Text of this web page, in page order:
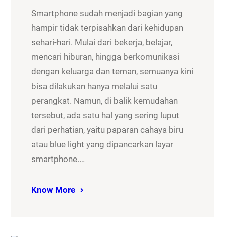
Smartphone sudah menjadi bagian yang
hampir tidak terpisahkan dari kehidupan
sehari-hari. Mulai dari bekerja, belajar,
mencari hiburan, hingga berkomunikasi
dengan keluarga dan teman, semuanya kini
bisa dilakukan hanya melalui satu
perangkat. Namun, di balik kemudahan
tersebut, ada satu hal yang sering luput
dari perhatian, yaitu paparan cahaya biru
atau blue light yang dipancarkan layar
smartphone.…
Know More